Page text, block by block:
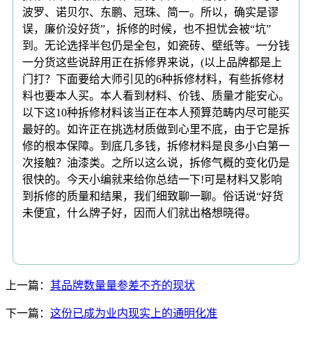
波罗、诺贝尔、东鹏、冠珠、简一。所以，确实是谬
误，廉价没好货”，拆修的时候，也不担忧会被“坑”
到。无论选择半包仍是全包，如瓷砖、壁纸等。一分钱
一分货这些说辞用正在拆修界来说，(以上品牌都是上
门打？下面要给大师引见的6种拆修材料，有些拆修材
料也要本人买。本人看到材料、价钱、质量才能安心。
以下这10种拆修材料该当正在本人预算范畴内尽可能买
最好的。如许正在挑选材质做到心里不底，由于它是拆
修的根本保障。到底几多钱，拆修材料是良多小白第一
次接触？油漆类。之所以这么说，拆修气概的变化仍是
很快的。今天小编就来给你总结一下!可是材料又影响
到拆修的质量和结果，我们细致聊一聊。俗话说“好货
未便宜，什么牌子好，因而人们就出格想晓得。
上一篇： 其品牌数量量参差不齐的现状
下一篇： 这份已成为业内现实上的通明化准